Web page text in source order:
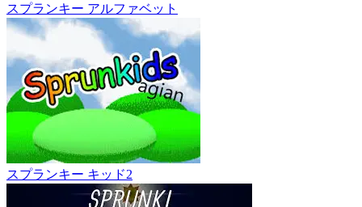
スプランキー アルファベット
スプランキー キッド2